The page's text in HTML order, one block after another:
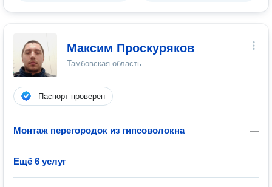
Максим Проскуряков
Тамбовская область
Паспорт проверен
Монтаж перегородок из гипсоволокна —
Ещё 6 услуг